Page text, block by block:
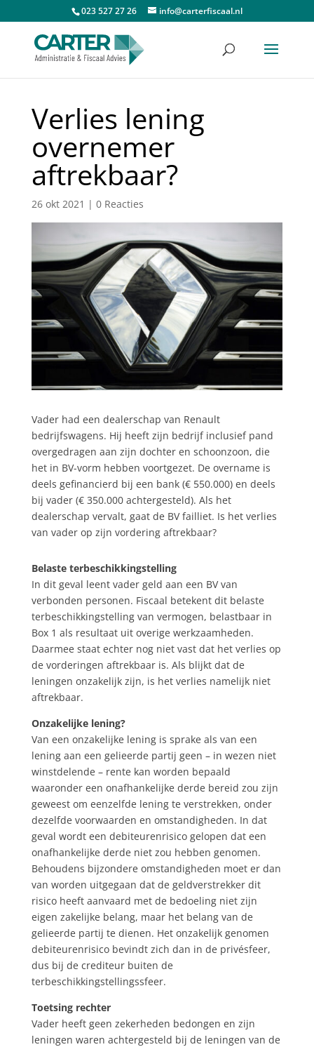
023 527 27 26 info@carterfiscaal.nl
Verlies lening
overnemer
aftrekbaar?
26 okt 2021 | 0 Reacties
Vader had een dealerschap van Renault
bedrijfswagens. Hij heeft zijn bedrijf inclusief pand
overgedragen aan zijn dochter en schoonzoon, die
het in BV-vorm hebben voortgezet. De overname is
deels gefinancierd bij een bank (€ 550.000) en deels
bij vader (€ 350.000 achtergesteld). Als het
dealerschap vervalt, gaat de BV failliet. Is het verlies
van vader op zijn vordering aftrekbaar?
Belaste terbeschikkingstelling
In dit geval leent vader geld aan een BV van
verbonden personen. Fiscaal betekent dit belaste
terbeschikkingstelling van vermogen, belastbaar in
Box 1 als resultaat uit overige werkzaamheden.
Daarmee staat echter nog niet vast dat het verlies op
de vorderingen aftrekbaar is. Als blijkt dat de
leningen onzakelijk zijn, is het verlies namelijk niet
aftrekbaar.
Onzakelijke lening?
Van een onzakelijke lening is sprake als van een
lening aan een gelieerde partij geen – in wezen niet
winstdelende – rente kan worden bepaald
waaronder een onafhankelijke derde bereid zou zijn
geweest om eenzelfde lening te verstrekken, onder
dezelfde voorwaarden en omstandigheden. In dat
geval wordt een debiteurenrisico gelopen dat een
onafhankelijke derde niet zou hebben genomen.
Behoudens bijzondere omstandigheden moet er dan
van worden uitgegaan dat de geldverstrekker dit
risico heeft aanvaard met de bedoeling niet zijn
eigen zakelijke belang, maar het belang van de
gelieerde partij te dienen. Het onzakelijk genomen
debiteurenrisico bevindt zich dan in de privésfeer,
dus bij de crediteur buiten de
terbeschikkingstellingssfeer.
Toetsing rechter
Vader heeft geen zekerheden bedongen en zijn
leningen waren achtergesteld bij de leningen van de